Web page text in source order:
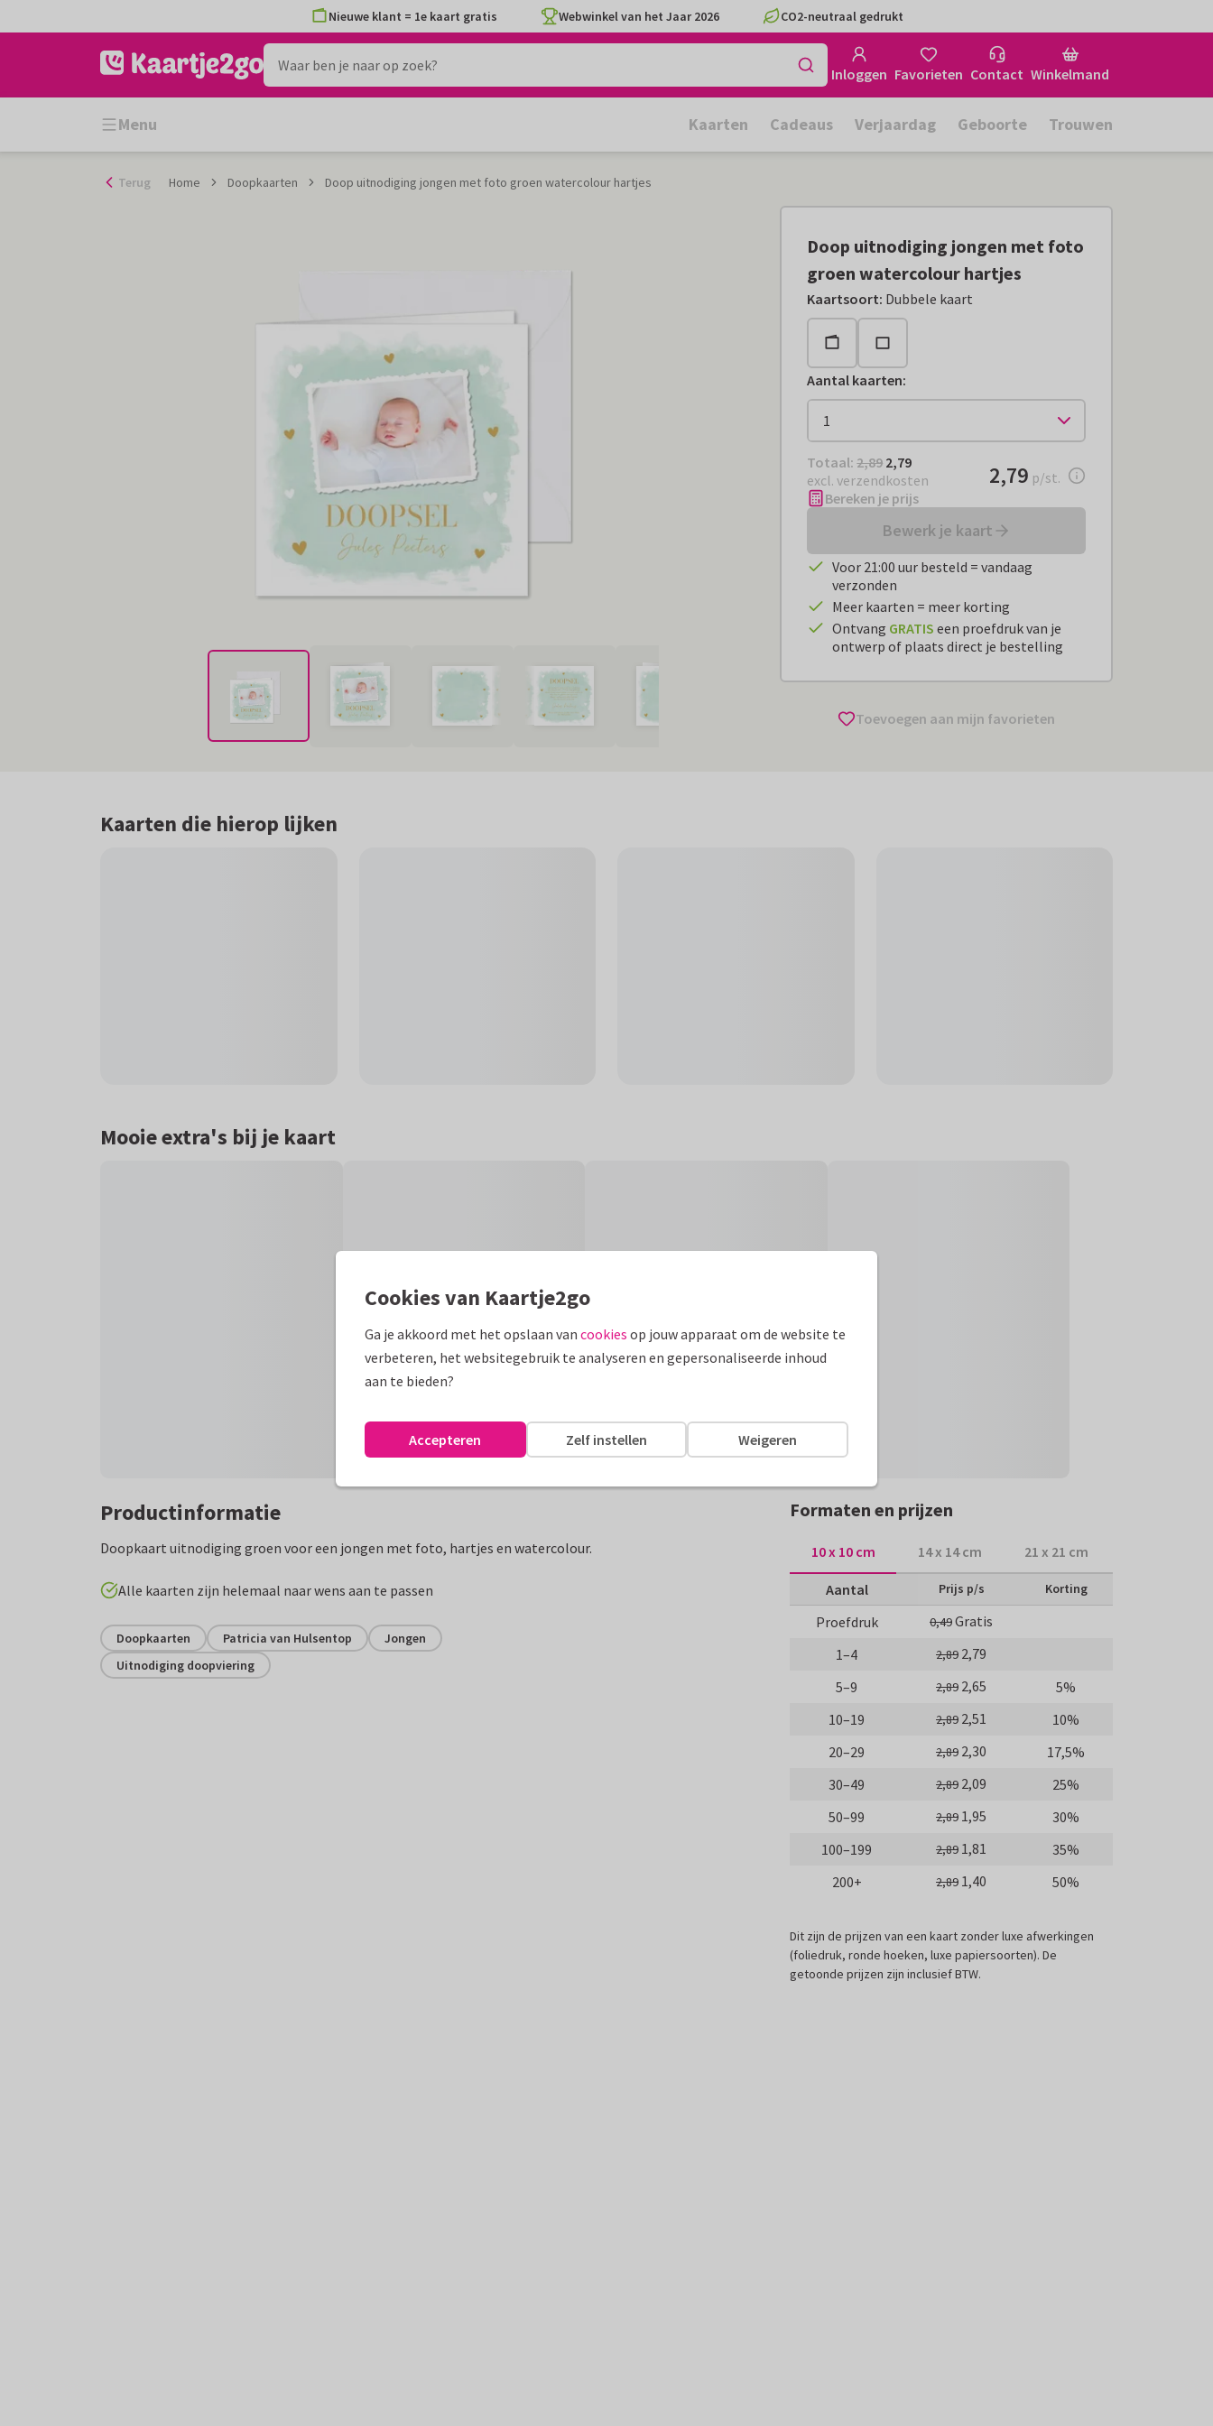
naar
Nieuwe klant = 1e kaart gratis Webwinkel van het Jaar 2026 CO2-neutraal gedrukt
Inloggen Favorieten Contact Winkelmand
Menu Kaarten Cadeaus Verjaardag Geboorte Trouwen
Terug Home Doopkaarten Doop uitnodiging jongen met foto groen watercolour hartjes
Doop uitnodiging jongen met foto
groen watercolour hartjes
Kaartsoort: Dubbele kaart
Aantal kaarten:
Totaal: € 2,79
Totaal: 2,89 2,79
excl. verzendkosten
€ 2,79per stuk
2,79 p/st.
Bereken je prijs
Bewerk je kaart
Voor 21:00 uur besteld = vandaag
verzonden
Meer kaarten = meer korting
Ontvang GRATIS een proefdruk van je
ontwerp of plaats direct je bestelling
Toevoegen aan mijn favorieten
Kaarten die hierop lijken
Mooie extra's bij je kaart
Productinformatie
Doopkaart uitnodiging groen voor een jongen met foto, hartjes en watercolour.
Alle kaarten zijn helemaal naar wens aan te passen
Doopkaarten Patricia van Hulsentop
Jongen
Uitnodiging doopviering
Formaten en prijzen
10 x 10 cm 14 x 14 cm 21 x 21 cm
Aantal Prijs p/s Korting
Proefdruk 0,49Gratis
1–4
2,89 2,79
5–9
2,89 2,65
5%
10–19
2,89 2,51
10%
20–29
2,89 2,30
17,5%
30–49
2,89 2,09
25%
50–99
2,89 1,95
30%
100–199
2,89 1,81
35%
200+
2,89 1,40 50%
Dit zijn de prijzen van een kaart zonder luxe afwerkingen
(foliedruk, ronde hoeken, luxe papiersoorten). De
getoonde prijzen zijn inclusief BTW.
Cookies van Kaartje2go
Ga je akkoord met het opslaan van cookies op jouw apparaat om de website te
verbeteren, het websitegebruik te analyseren en gepersonaliseerde inhoud
aan te bieden?
Weigeren
Zelf instellen
Accepteren